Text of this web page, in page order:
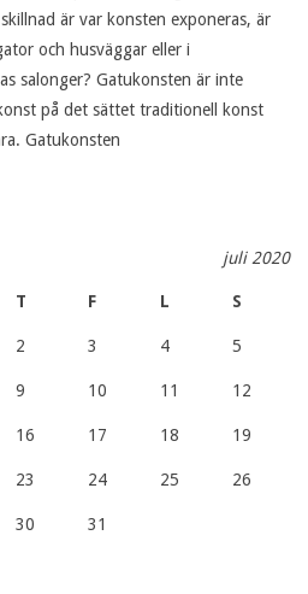
är var konsten exponeras, är
och husväggar eller i
salonger? Gatukonsten är inte
på det sättet traditionell konst
Gatukonsten
juli 2020
T F L S
2 3 4 5
9 10 11 12
16 17 18 19
23 24 25 26
30 31